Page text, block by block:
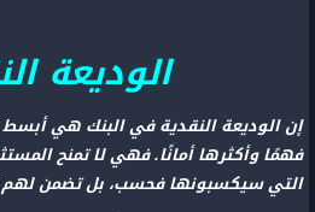
الوديعة
إن الوديعة النقدية في البنك هي
فهمًا وأكثرها أمانًا. فهي لا تمنح
التي سيكسبونها فحسب، بل تضمن لهم